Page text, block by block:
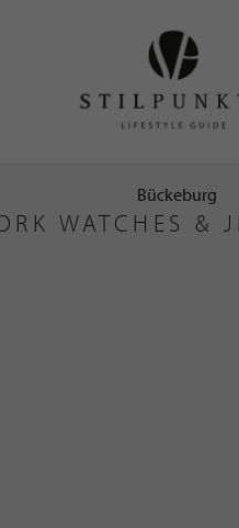
WATCHES &
Bückeburg